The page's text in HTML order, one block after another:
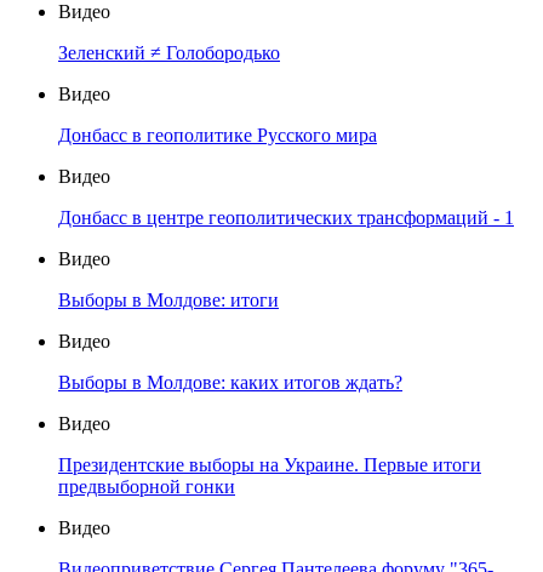
Видео
Зеленский ≠ Голобородько
Видео
Донбасс в геополитике Русского мира
Видео
Донбасс в центре геополитических трансформаций - 1
Видео
Выборы в Молдове: итоги
Видео
Выборы в Молдове: каких итогов ждать?
Видео
Президентские выборы на Украине. Первые итоги
предвыборной гонки
Видео